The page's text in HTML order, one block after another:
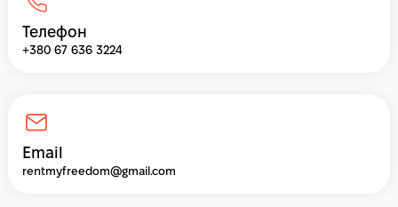
Телефон
+380 67 636 3224
Email
rentmyfreedom@gmail.com